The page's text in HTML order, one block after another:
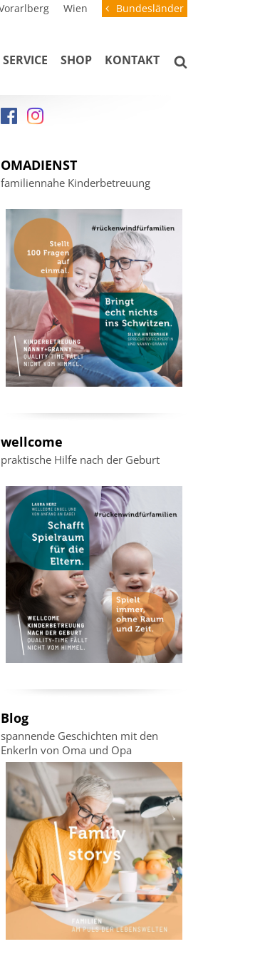
Wien Bundesländer
SERVICE SHOP KONTAKT
OMADIENST
familiennahe Kinderbetreuung
wellcome
praktische Hilfe nach der Geburt
Blog
spannende Geschichten mit den
Enkerln von Oma und Opa